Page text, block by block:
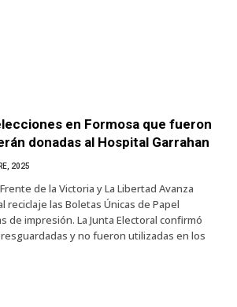
en Formosa que fueron
donadas al Hospital Garrahan
2025
de la Victoria y La Libertad Avanza
reciclaje las Boletas Únicas de Papel
de impresión. La Junta Electoral confirmó
y no fueron utilizadas en los